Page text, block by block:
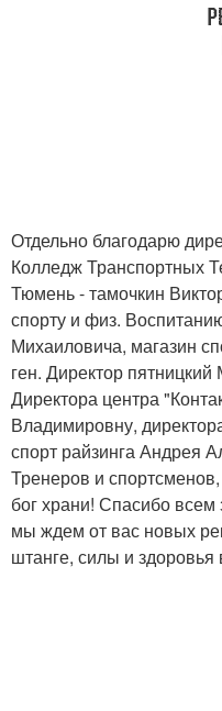
Отдельно благодарю
Колледж Транспортных
Тюмень - тамочкин
спорту и физ.
Михаиловича, магазин
ген. Директор
Директора центра
Владимировну,
спорт райзинга Андрея
Тренеров и
бог храни! Спасибо всем
мы ждем от вас новых
штанге, силы и здоровья